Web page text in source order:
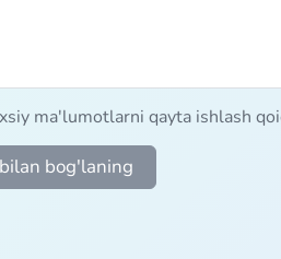
ma'lumotlarni qayta ishlash
bog'laning